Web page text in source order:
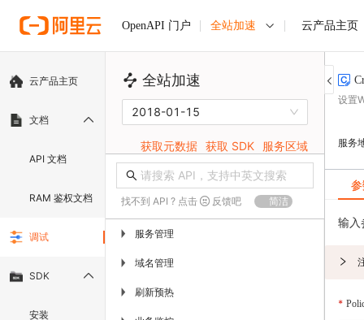
OpenAPI 门户 全站加速 云产品主页
云产品主页
文档
API 文档
RAM 鉴权文档
调试
SDK
安装
全站加速
2018-01-15
获取元数据 获取 SDK 服务区域
找不到 API ? 点击 反馈吧 简洁
▶ 服务管理
▶ 域名管理
▶ 刷新预热
设置
服务
输入